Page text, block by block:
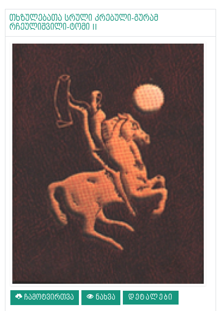
თხზულებათა სრული კრებული-გურამ
რჩეულიშვილი-ტომი II
ჩამოტვირთვა ნახვა ᲓᲔᲢᲐᲚᲔᲑᲘ